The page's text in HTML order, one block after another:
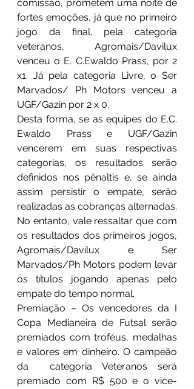
comissão, prometem uma noite de
fortes emoções, já que no primeiro
jogo da final, pela categoria
veteranos, Agromais/Davilux
venceu o E. C.Ewaldo Prass, por 2
x1. Já pela categoria Livre, o Ser
Marvados/ Ph Motors venceu a
UGF/Gazin por 2 x 0.
Desta forma, se as equipes do E.C.
Ewaldo Prass e UGF/Gazin
vencerem em suas respectivas
categorias, os resultados serão
definidos nos pênaltis e, se ainda
assim persistir o empate, serão
realizadas as cobranças alternadas.
No entanto, vale ressaltar que com
os resultados dos primeiros jogos,
Agromais/Davilux e Ser
Marvados/Ph Motors podem levar
os títulos jogando apenas pelo
empate do tempo normal.
Premiação – Os vencedores da I
Copa Medianeira de Futsal serão
premiados com troféus, medalhas
e valores em dinheiro. O campeão
da  categoria Veteranos será
premiado com R$ 500 e o vice-